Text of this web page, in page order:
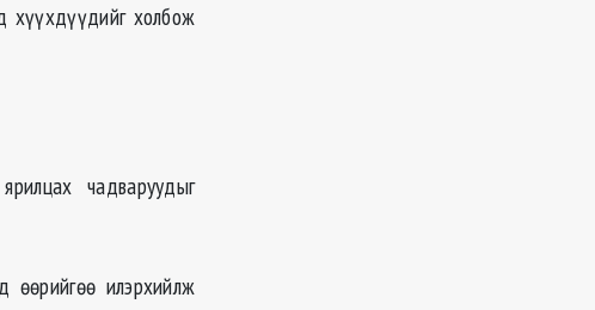
хүүхдүүдийг холбож
чадваруудыг
өөрийгөө илэрхийлж